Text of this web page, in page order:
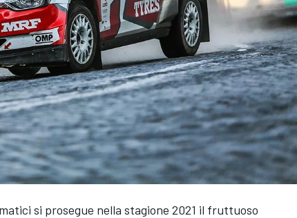
si prosegue nella stagione 2021 il fruttuoso